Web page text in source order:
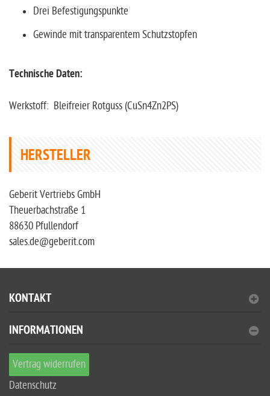
Drei Befestigungspunkte
Gewinde mit transparentem Schutzstopfen
Technische Daten:
Werkstoff: Bleifreier Rotguss (CuSn4Zn2PS)
HERSTELLER
Geberit Vertriebs GmbH
Theuerbachstraße 1
88630 Pfullendorf
sales.de@geberit.com
KONTAKT
INFORMATIONEN
Vertrag widerrufen
Datenschutz